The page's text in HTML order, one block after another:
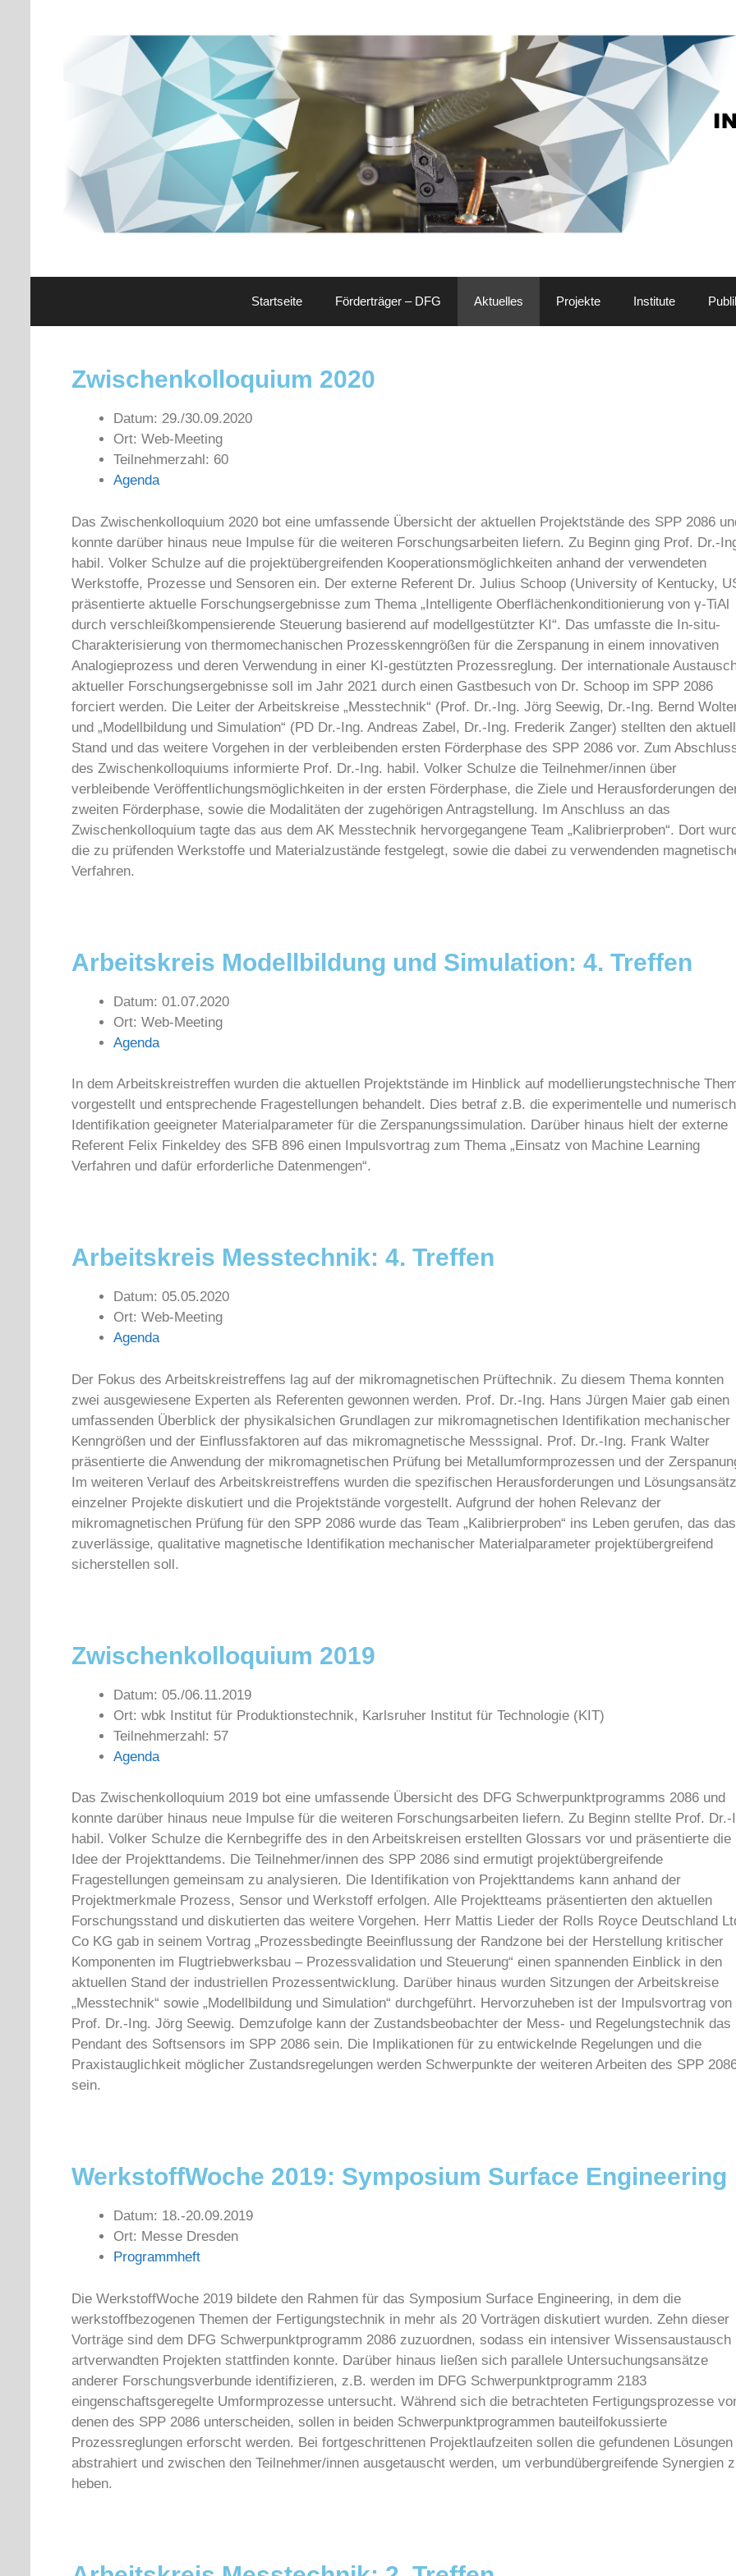
Startseite Förderträger – DFG Aktuelles Projekte Institute
Zwischenkolloquium 2020
Datum: 29./30.09.2020
Ort: Web-Meeting
Teilnehmerzahl: 60
Agenda
Das Zwischenkolloquium 2020 bot eine umfassende Übersicht der aktuellen Projektstände des SPP 2086
konnte darüber hinaus neue Impulse für die weiteren Forschungsarbeiten liefern. Zu Beginn ging Prof. Dr.-
habil. Volker Schulze auf die projektübergreifenden Kooperationsmöglichkeiten anhand der verwendeten
Werkstoffe, Prozesse und Sensoren ein. Der externe Referent Dr. Julius Schoop (University of Kentucky,
präsentierte aktuelle Forschungsergebnisse zum Thema „Intelligente Oberflächenkonditionierung von γ-TiAl
durch verschleißkompensierende Steuerung basierend auf modellgestützter KI“. Das umfasste die In-situ-
Charakterisierung von thermomechanischen Prozesskenngrößen für die Zerspanung in einem innovativen
Analogieprozess und deren Verwendung in einer KI-gestützten Prozessreglung. Der internationale
aktueller Forschungsergebnisse soll im Jahr 2021 durch einen Gastbesuch von Dr. Schoop im SPP 2086
forciert werden. Die Leiter der Arbeitskreise „Messtechnik“ (Prof. Dr.-Ing. Jörg Seewig, Dr.-Ing. Bernd
und „Modellbildung und Simulation“ (PD Dr.-Ing. Andreas Zabel, Dr.-Ing. Frederik Zanger) stellten den
Stand und das weitere Vorgehen in der verbleibenden ersten Förderphase des SPP 2086 vor. Zum
des Zwischenkolloquiums informierte Prof. Dr.-Ing. habil. Volker Schulze die Teilnehmer/innen über
verbleibende Veröffentlichungsmöglichkeiten in der ersten Förderphase, die Ziele und Herausforderungen
zweiten Förderphase, sowie die Modalitäten der zugehörigen Antragstellung. Im Anschluss an das
Zwischenkolloquium tagte das aus dem AK Messtechnik hervorgegangene Team „Kalibrierproben“. Dort
die zu prüfenden Werkstoffe und Materialzustände festgelegt, sowie die dabei zu verwendenden
Verfahren.
Arbeitskreis Modellbildung und Simulation: 4. Treffen
Datum: 01.07.2020
Ort: Web-Meeting
Agenda
In dem Arbeitskreistreffen wurden die aktuellen Projektstände im Hinblick auf modellierungstechnische
vorgestellt und entsprechende Fragestellungen behandelt. Dies betraf z.B. die experimentelle und
Identifikation geeigneter Materialparameter für die Zerspanungssimulation. Darüber hinaus hielt der externe
Referent Felix Finkeldey des SFB 896 einen Impulsvortrag zum Thema „Einsatz von Machine Learning
Verfahren und dafür erforderliche Datenmengen“.
Arbeitskreis Messtechnik: 4. Treffen
Datum: 05.05.2020
Ort: Web-Meeting
Agenda
Der Fokus des Arbeitskreistreffens lag auf der mikromagnetischen Prüftechnik. Zu diesem Thema konnten
zwei ausgewiesene Experten als Referenten gewonnen werden. Prof. Dr.-Ing. Hans Jürgen Maier gab einen
umfassenden Überblick der physikalsichen Grundlagen zur mikromagnetischen Identifikation mechanischer
Kenngrößen und der Einflussfaktoren auf das mikromagnetische Messsignal. Prof. Dr.-Ing. Frank Walter
präsentierte die Anwendung der mikromagnetischen Prüfung bei Metallumformprozessen und der
Im weiteren Verlauf des Arbeitskreistreffens wurden die spezifischen Herausforderungen und
einzelner Projekte diskutiert und die Projektstände vorgestellt. Aufgrund der hohen Relevanz der
mikromagnetischen Prüfung für den SPP 2086 wurde das Team „Kalibrierproben“ ins Leben gerufen, das das
zuverlässige, qualitative magnetische Identifikation mechanischer Materialparameter projektübergreifend
sicherstellen soll.
Zwischenkolloquium 2019
Datum: 05./06.11.2019
Ort: wbk Institut für Produktionstechnik, Karlsruher Institut für Technologie (KIT)
Teilnehmerzahl: 57
Agenda
Das Zwischenkolloquium 2019 bot eine umfassende Übersicht des DFG Schwerpunktprogramms 2086 und
konnte darüber hinaus neue Impulse für die weiteren Forschungsarbeiten liefern. Zu Beginn stellte Prof. Dr.-
habil. Volker Schulze die Kernbegriffe des in den Arbeitskreisen erstellten Glossars vor und präsentierte die
Idee der Projekttandems. Die Teilnehmer/innen des SPP 2086 sind ermutigt projektübergreifende
Fragestellungen gemeinsam zu analysieren. Die Identifikation von Projekttandems kann anhand der
Projektmerkmale Prozess, Sensor und Werkstoff erfolgen. Alle Projektteams präsentierten den aktuellen
Forschungsstand und diskutierten das weitere Vorgehen. Herr Mattis Lieder der Rolls Royce Deutschland
Co KG gab in seinem Vortrag „Prozessbedingte Beeinflussung der Randzone bei der Herstellung kritischer
Komponenten im Flugtriebwerksbau – Prozessvalidation und Steuerung“ einen spannenden Einblick in den
aktuellen Stand der industriellen Prozessentwicklung. Darüber hinaus wurden Sitzungen der Arbeitskreise
„Messtechnik“ sowie „Modellbildung und Simulation“ durchgeführt. Hervorzuheben ist der Impulsvortrag von
Prof. Dr.-Ing. Jörg Seewig. Demzufolge kann der Zustandsbeobachter der Mess- und Regelungstechnik das
Pendant des Softsensors im SPP 2086 sein. Die Implikationen für zu entwickelnde Regelungen und die
Praxistauglichkeit möglicher Zustandsregelungen werden Schwerpunkte der weiteren Arbeiten des SPP
sein.
WerkstoffWoche 2019: Symposium Surface Engineering
Datum: 18.-20.09.2019
Ort: Messe Dresden
Programmheft
Die WerkstoffWoche 2019 bildete den Rahmen für das Symposium Surface Engineering, in dem die
werkstoffbezogenen Themen der Fertigungstechnik in mehr als 20 Vorträgen diskutiert wurden. Zehn dieser
Vorträge sind dem DFG Schwerpunktprogramm 2086 zuzuordnen, sodass ein intensiver Wissensaustausch
artverwandten Projekten stattfinden konnte. Darüber hinaus ließen sich parallele Untersuchungsansätze
anderer Forschungsverbunde identifizieren, z.B. werden im DFG Schwerpunktprogramm 2183
eingenschaftsgeregelte Umformprozesse untersucht. Während sich die betrachteten Fertigungsprozesse
denen des SPP 2086 unterscheiden, sollen in beiden Schwerpunktprogrammen bauteilfokussierte
Prozessreglungen erforscht werden. Bei fortgeschrittenen Projektlaufzeiten sollen die gefundenen Lösungen
abstrahiert und zwischen den Teilnehmer/innen ausgetauscht werden, um verbundübergreifende Synergien
heben.